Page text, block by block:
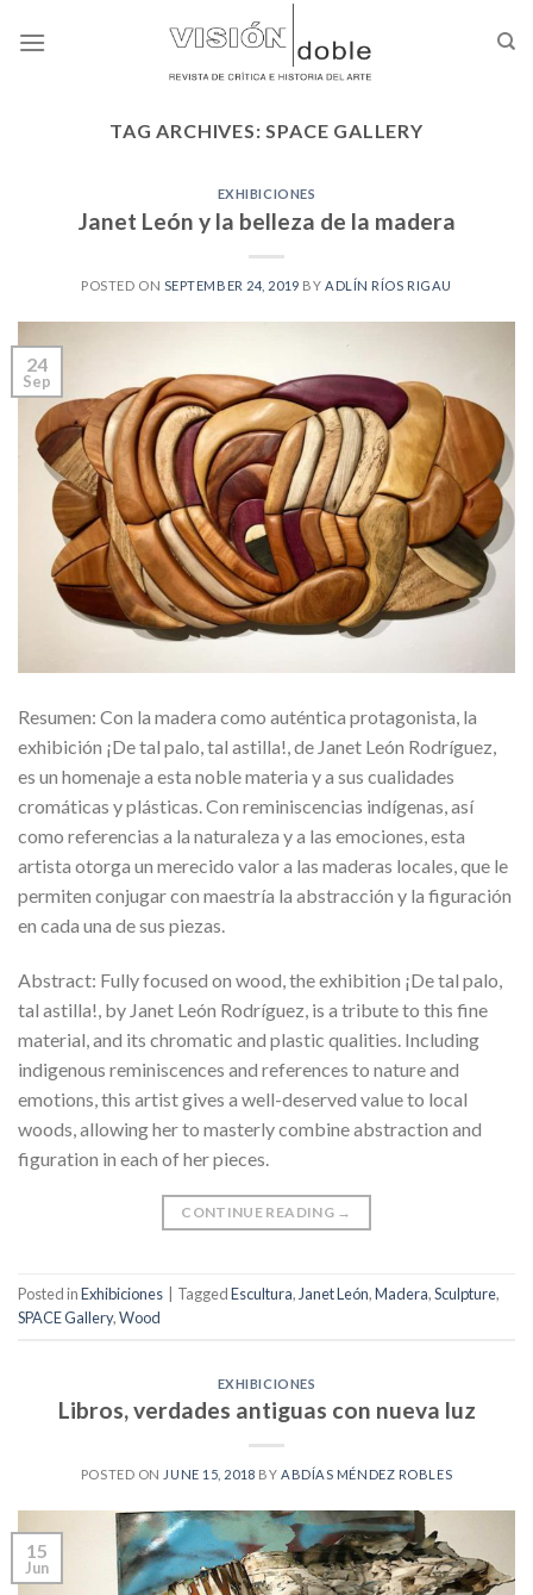
TAG ARCHIVES:SPACE GALLERY
EXHIBICIONES
Janet León y la belleza de la madera
POSTED ON SEPTEMBER 24, 2019 BY ADLÍN RÍOS RIGAU
24
Sep
Resumen: Con la madera como auténtica protagonista, la
exhibición ¡De tal palo, tal astilla!, de Janet León Rodríguez,
es un homenaje a esta noble materia y a sus cualidades
cromáticas y plásticas. Con reminiscencias indígenas, así
como referencias a la naturaleza y a las emociones, esta
artista otorga un merecido valor a las maderas locales, que le
permiten conjugar con maestría la abstracción y la figuración
en cada una de sus piezas.
Abstract: Fully focused on wood, the exhibition ¡De tal palo,
tal astilla!, by Janet León Rodríguez, is a tribute to this fine
material, and its chromatic and plastic qualities. Including
indigenous reminiscences and references to nature and
emotions, this artist gives a well-deserved value to local
woods, allowing her to masterly combine abstraction and
figuration in each of her pieces.
CONTINUE READING →
Posted inExhibiciones TaggedEscultura, Janet León,Madera,Sculpture,
SPACE Gallery,Wood
EXHIBICIONES
Libros, verdades antiguas con nueva luz
POSTED ON JUNE 15, 2018 BY ABDÍAS MÉNDEZ ROBLES
15
Jun